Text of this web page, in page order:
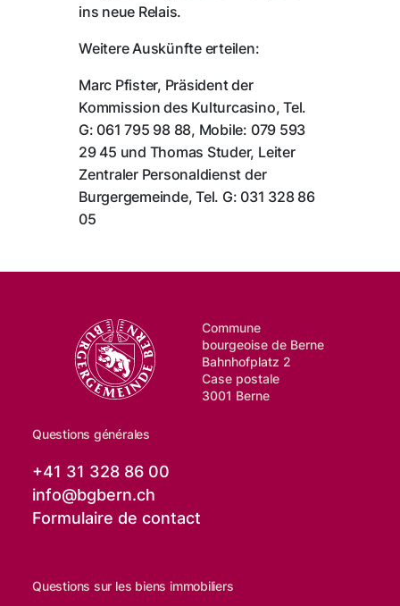
ins neue Relais.
Weitere Auskünfte erteilen:
Marc Pfister, Präsident der
Kommission des Kulturcasino, Tel.
G: 061 795 98 88, Mobile: 079 593
29 45 und Thomas Studer, Leiter
Zentraler Personaldienst der
Burgergemeinde, Tel. G: 031 328 86
05
Commune
bourgeoise de Berne
Bahnhofplatz 2
Case postale
3001 Berne
Questions générales
+41 31 328 86 00
info@bgbern.ch
Formulaire de contact
Questions sur les biens immobiliers